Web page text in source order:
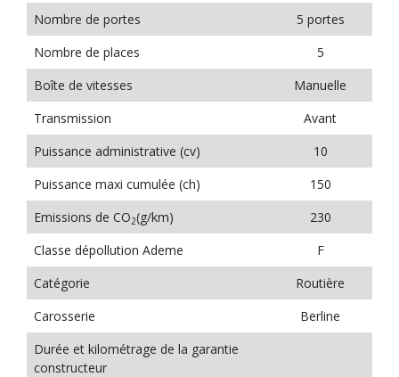
Nombre de portes
5 portes
Nombre de places
5
Boîte de vitesses
Manuelle
Transmission
Avant
Puissance administrative (cv)
10
Puissance maxi cumulée (ch)
150
Emissions de CO2(g/km)
230
Classe dépollution Ademe
F
Catégorie
Routière
Carosserie
Berline
Durée et kilométrage de la garantie
constructeur